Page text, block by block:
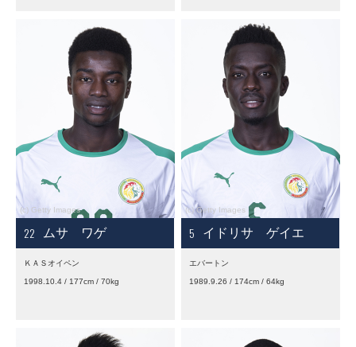
22 ムサ ワゲ
ＫＡＳオイペン
1998.10.4 / 177cm / 70kg
5 イドリサ ゲイエ
エバートン
1989.9.26 / 174cm / 64kg